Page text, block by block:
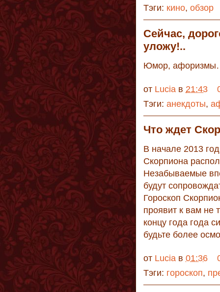
Тэги: кино, обзор
Сейчас,
уложу!..
Юмор,
от Lucia в 21:43
Тэги: анекдоты,
Что ждет
В начале 2013
Скорпиона
Незабываемые
будут
Гороскоп
проявит к вам не
концу года года
будьте более
от Lucia в 01:36
Тэги: гороскоп,